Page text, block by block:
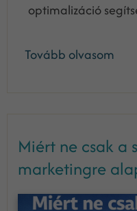
optimalizáció
Tovább olvasom
Miért ne csak a
marketingre